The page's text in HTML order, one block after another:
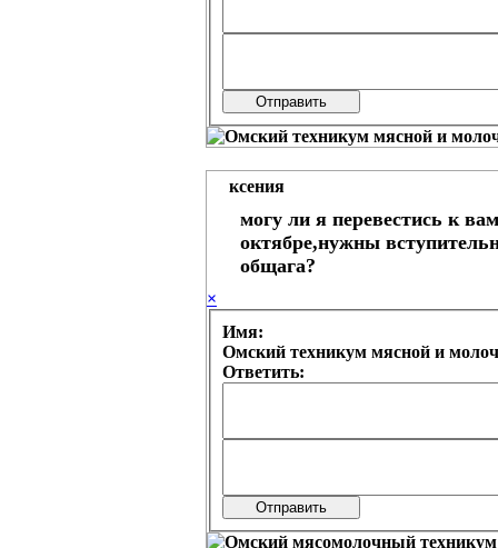
ксения
могу ли я перевестись к
октябре,нужны
общага?
×
Имя:
Омский техникум мясной и
Ответить: